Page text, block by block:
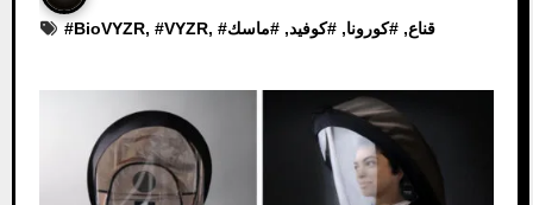
#BioVYZR, #VYZR, # قناع, #كورونا, #كوفيد, #ماسك